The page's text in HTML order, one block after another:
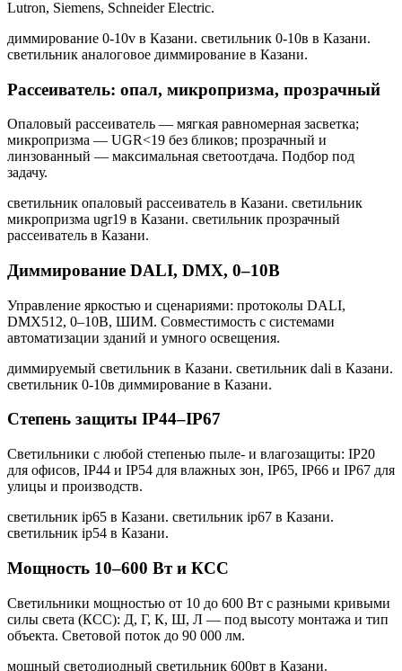
Lutron, Siemens, Schneider Electric.
диммирование 0-10v в Казани. светильник 0-10в в Казани.
светильник аналоговое диммирование в Казани.
Рассеиватель: опал, микропризма, прозрачный
Опаловый рассеиватель — мягкая равномерная засветка;
микропризма — UGR<19 без бликов; прозрачный и
линзованный — максимальная светоотдача. Подбор под
задачу.
светильник опаловый рассеиватель в Казани. светильник
микропризма ugr19 в Казани. светильник прозрачный
рассеиватель в Казани.
Диммирование DALI, DMX, 0–10В
Управление яркостью и сценариями: протоколы DALI,
DMX512, 0–10В, ШИМ. Совместимость с системами
автоматизации зданий и умного освещения.
диммируемый светильник в Казани. светильник dali в Казани.
светильник 0-10в диммирование в Казани.
Степень защиты IP44–IP67
Светильники с любой степенью пыле- и влагозащиты: IP20
для офисов, IP44 и IP54 для влажных зон, IP65, IP66 и IP67 для
улицы и производств.
светильник ip65 в Казани. светильник ip67 в Казани.
светильник ip54 в Казани.
Мощность 10–600 Вт и КСС
Светильники мощностью от 10 до 600 Вт с разными кривыми
силы света (КСС): Д, Г, К, Ш, Л — под высоту монтажа и тип
объекта. Световой поток до 90 000 лм.
мощный светодиодный светильник 600вт в Казани.